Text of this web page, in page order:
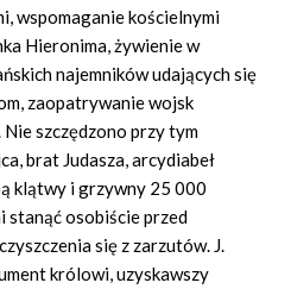
wspomaganie kościelnymi
Hieronima, żywienie w
najemników udających się
zaopatrywanie wojsk
szczędzono przy tym
brat Judasza, arcydiabeł
klątwy i grzywny 25 000
stanąć osobiście przed
się z zarzutów. J.
królowi, uzyskawszy